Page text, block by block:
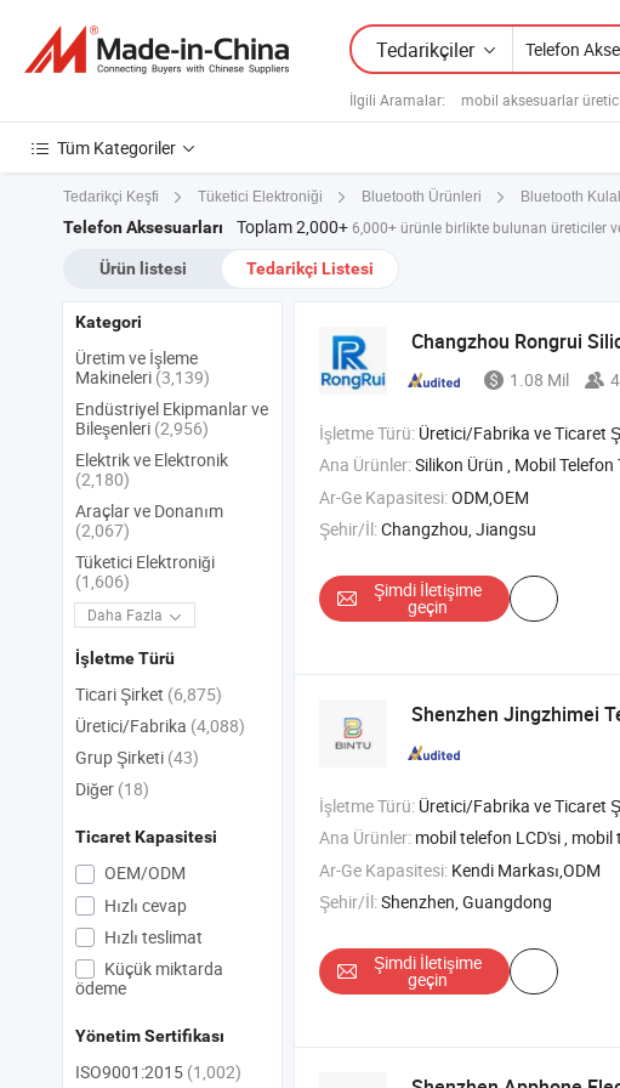
Tedarikçiler
İlgili Aramalar: mobil aksesuarlar
Tüm Kategoriler
Tedarikçi Keşfi Tüketici Elektroniği Bluetooth Ürünleri Bluetooth
Telefon Aksesuarları Toplam 2,000+ 6,000+ ürünle birlikte bulunan üreticiler
Ürün listesi Tedarikçi Listesi
Changzhou Rongrui
1.08 Mil
İşletme Türü: Üretici/Fabrika ve Ticaret
Ana Ürünler:Silikon Ürün , Mobil Telefon Toz Geçirmez
Ar-Ge Kapasitesi:ODM,OEM
Şehir/İl:Changzhou, Jiangsu
Şimdi İletişime
geçin
Shenzhen Jingzhimei
İşletme Türü: Üretici/Fabrika ve Ticaret
Ana Ürünler: mobil telefon LCD'si , mobil telefon
Ar-Ge Kapasitesi: Kendi Markası,ODM
Şehir/İl:Shenzhen, Guangdong
Şimdi İletişime
geçin
Kategori
Üretim ve İşleme
Makineleri (3,139)
Endüstriyel Ekipmanlar ve
Bileşenleri (2,956)
Elektrik ve Elektronik
(2,180)
Araçlar ve Donanım
(2,067)
Tüketici Elektroniği
(1,606)
Daha Fazla
İşletme Türü
Ticari Şirket (6,875)
Üretici/Fabrika (4,088)
Grup Şirketi (43)
Diğer (18)
Ticaret Kapasitesi
OEM/ODM
Hızlı cevap
Hızlı teslimat
Küçük miktarda
ödeme
Yönetim Sertifikası
ISO9001:2015 (1,002)